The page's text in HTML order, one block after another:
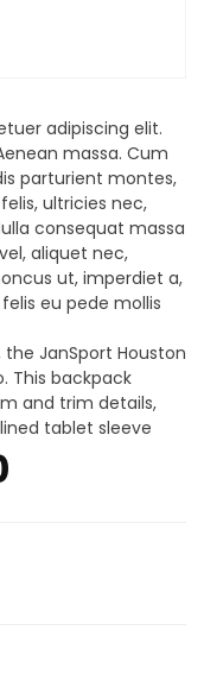
adipiscing elit.
massa. Cum
parturient montes,
ultricies nec,
consequat massa
aliquet nec,
ut, imperdiet a,
eu pede mollis
JanSport Houston
This backpack
and trim details,
tablet sleeve